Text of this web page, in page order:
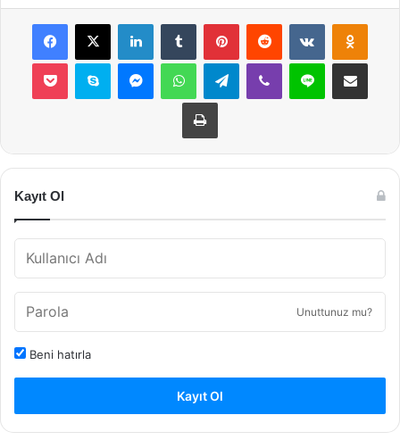
Facebook
X LinkedInTumblr PinterestReddit VKontakte
Pocket Skype MessengerWhatsAppTelegramViber Line E-Posta ile
Yazdır
Kayıt Ol
Unuttunuz mu?
Beni hatırla
Kayıt Ol